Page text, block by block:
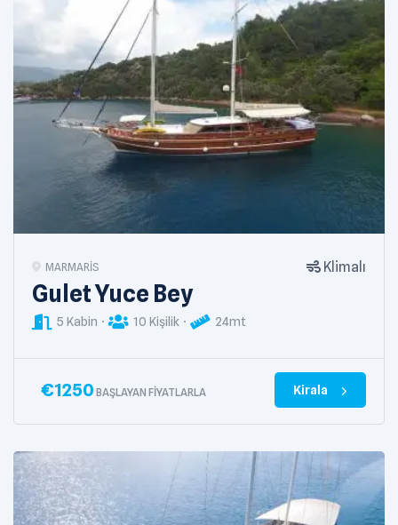
MARMARIS Klimalı
Gulet Yuce Bey
5 Kabin 10 Kişilik 24mt
€1250 BAŞLAYAN FIYATLARLA Kirala